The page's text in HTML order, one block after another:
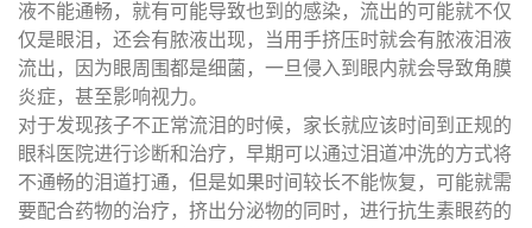
液不能通畅，就有可能导致也到的感染，流出的可能就不仅
仅是眼泪，还会有脓液出现，当用手挤压时就会有脓液泪液
流出，因为眼周围都是细菌，一旦侵入到眼内就会导致角膜
炎症，甚至影响视力。
对于发现孩子不正常流泪的时候，家长就应该时间到正规的
眼科医院进行诊断和治疗，早期可以通过泪道冲洗的方式将
不通畅的泪道打通，但是如果时间较长不能恢复，可能就需
要配合药物的治疗，挤出分泌物的同时，进行抗生素眼药的